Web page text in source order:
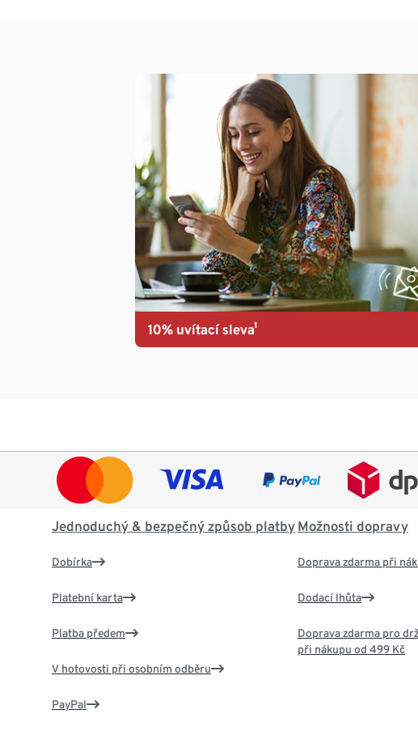
10% uvítací sleva¹
Jednoduchý & bezpečný způsob platby
Dobírka
Platební karta
Platba předem
V hotovosti při osobním odběru
PayPal
Možnosti dopravy
Doprava zdarma při
Dodací lhůta
Doprava zdarma pro
při nákupu od 499 Kč